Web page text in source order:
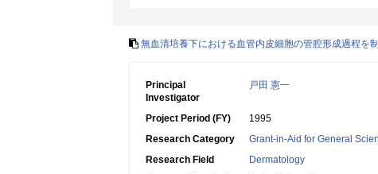
無血清培養下における血管内皮細胞の管腔形成過程を
Principal
Investigator
戸田 憲一
Project Period (FY)
1995
Research Category
Grant-in-Aid for General
Research Field
Dermatology